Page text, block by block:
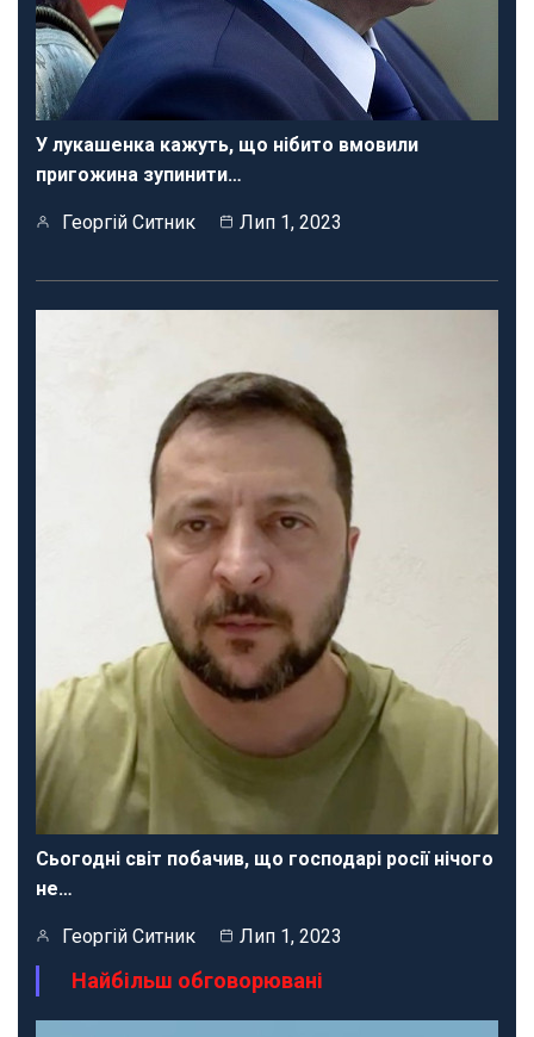
У лукашенка кажуть, що нібито вмовили
пригожина зупинити…
Георгій Ситник Лип 1, 2023
Сьогодні світ побачив, що господарі росії нічого
не…
Георгій Ситник Лип 1, 2023
Найбільш обговорювані